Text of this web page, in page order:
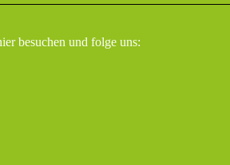
besuchen und folge uns: